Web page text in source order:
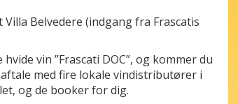
Belvedere (indgang fra Frascatis
vin ”Frascati DOC”, og kommer du
med fire lokale vindistributører i
og de booker for dig.